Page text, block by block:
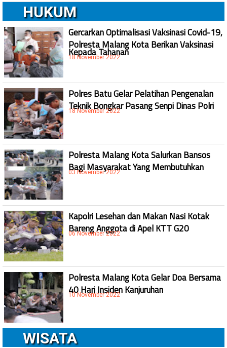
HUKUM
Gercarkan Optimalisasi Vaksinasi Covid-19,
Polresta Malang Kota Berikan Vaksinasi
Kepada Tahanan
18 November 2022
Polres Batu Gelar Pelatihan Pengenalan
Teknik Bongkar Pasang Senpi Dinas Polri
18 November 2022
Polresta Malang Kota Salurkan Bansos
Bagi Masyarakat Yang Membutuhkan
03 November 2022
Kapolri Lesehan dan Makan Nasi Kotak
Bareng Anggota di Apel KTT G20
06 November 2022
Polresta Malang Kota Gelar Doa Bersama
40 Hari Insiden Kanjuruhan
10 November 2022
WISATA